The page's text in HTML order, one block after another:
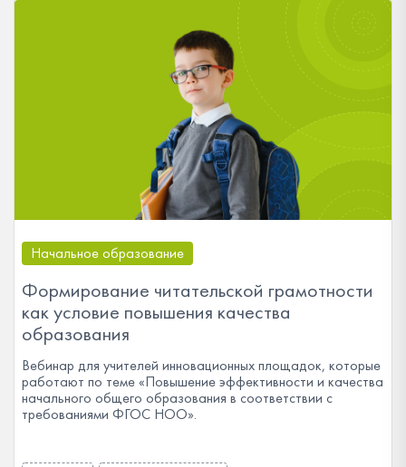
Начальное образование
Формирование читательской грамотности
как условие повышения качества
образования
Вебинар для учителей инновационных площадок, которые
работают по теме «Повышение эффективности и качества
начального общего образования в соответствии с
требованиями ФГОС НОО».